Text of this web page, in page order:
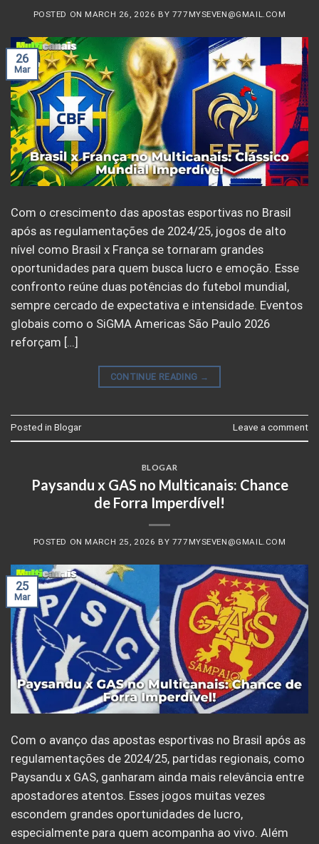
POSTED ON MARCH 26, 2026 BY 777MYSEVEN@GMAIL.COM
26
Mar
Com o crescimento das apostas esportivas no Brasil
após as regulamentações de 2024/25, jogos de alto
nível como Brasil x França se tornaram grandes
oportunidades para quem busca lucro e emoção. Esse
confronto reúne duas potências do futebol mundial,
sempre cercado de expectativa e intensidade. Eventos
globais como o SiGMA Americas São Paulo 2026
reforçam […]
CONTINUE READING →
Posted in Blogar Leave a comment
BLOGAR
Paysandu x GAS no Multicanais: Chance
de Forra Imperdível!
POSTED ON MARCH 25, 2026 BY 777MYSEVEN@GMAIL.COM
25
Mar
Com o avanço das apostas esportivas no Brasil após as
regulamentações de 2024/25, partidas regionais, como
Paysandu x GAS, ganharam ainda mais relevância entre
apostadores atentos. Esses jogos muitas vezes
escondem grandes oportunidades de lucro,
especialmente para quem acompanha ao vivo. Além